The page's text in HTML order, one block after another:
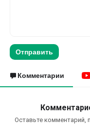
Отправить
Комментарии
Оставьте комментарий,